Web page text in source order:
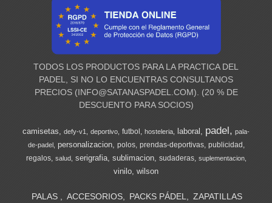
TODOS LOS PRODUCTOS PARA LA PRACTICA DEL
PADEL, SI NO LO ENCUENTRAS CONSULTANOS
PRECIOS (INFO@SATANASPADEL.COM). (20 % DE
DESCUENTO PARA SOCIOS)
camisetas defy-v1 deportivo futbol hosteleria laboral padel
pala-
de-padel
personalizacion polos prendas-deportivas publicidad
regalos
salud serigrafia sublimacion sudaderas suplementacion
vinilo wilson
PALAS ACCESORIOS PACKS PÁDEL
ZAPATILLAS